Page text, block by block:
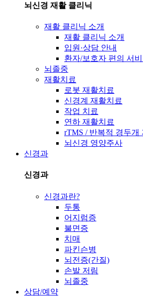
뇌신경 재활 클리닉
재활 클리닉 소개
재활 클리닉 소개
입원·상담 안내
환자/보호자 편의 서
뇌졸중
재활치료
로봇 재활치료
신경계 재활치료
작업 치료
연하 재활치료
rTMS / 반복적 경두개
뇌신경 영양주사
신경과
신경과
신경과란?
두통
어지럼증
불면증
치매
파킨슨병
뇌전증(간질)
손발 저림
뇌졸중
상담/예약